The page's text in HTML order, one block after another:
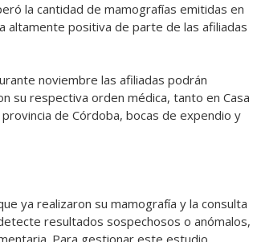
la cantidad de mamografías emitidas en
altamente positiva de parte de las afiliadas
noviembre las afiliadas podrán
su respectiva orden médica, tanto en Casa
de Córdoba, bocas de expendio y
ya realizaron su mamografía y la consulta
resultados sospechosos o anómalos,
Para gestionar este estudio,